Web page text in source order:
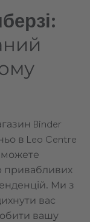
Binder
в Leo Centre
можете
привабливих
Ми з
вас
вашу